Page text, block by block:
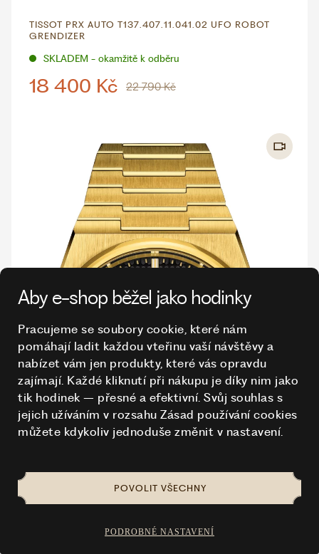
TISSOT PRX AUTO T137.407.11.041.02 UFO ROBOT
GRENDIZER
SKLADEM - okamžitě k odběru
18 400 Kč 22 790 Kč
Aby e-shop běžel jako hodinky
Pracujeme se soubory cookie, které nám
pomáhají ladit každou vteřinu vaší návštěvy a
nabízet vám jen produkty, které vás opravdu
zajímají. Každé kliknutí při nákupu je díky nim jako
tik hodinek – přesné a efektivní. Svůj souhlas s
jejich užíváním v rozsahu Zásad používání cookies
můžete kdykoliv jednoduše změnit v nastavení.
POVOLIT VŠECHNY
PODROBNÉ NASTAVENÍ